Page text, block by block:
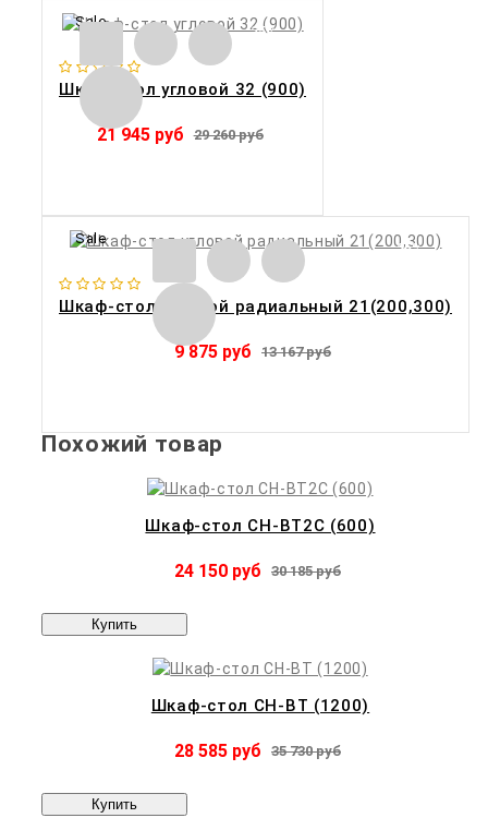
Sale
Шкаф-стол угловой 32 (900)
21 945 руб 29 260 руб
25%
Sale
Шкаф-стол угловой радиальный 21(200,300)
9 875 руб 13 167 руб
25%
Похожий товар
Шкаф-стол CH-BT2C (600)
24 150 руб 30 185 руб
Купить
Шкаф-стол CH-BT (1200)
28 585 руб 35 730 руб
Купить